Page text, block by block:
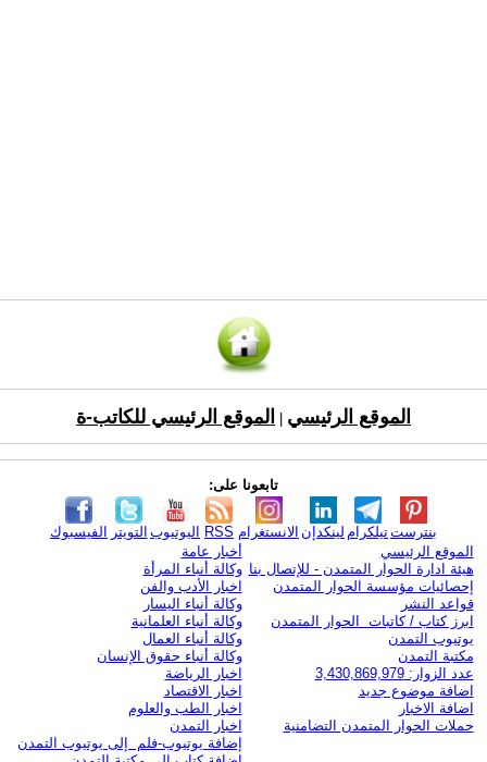
الموقع الرئيسي الموقع الرئيسي للكاتب-ة
تابعونا على:
الفيسبوك التويتر اليوتيوب RSS الانستغرام لينكدإن تيلكرامبنترست
الموقع الرئيسي
هيئة ادارة الحوار المتمدن - للإتصال بنا
إحصائيات مؤسسة الحوار المتمدن
قواعد النشر
ابرز كتاب / كاتبات الحوار المتمدن
يوتيوب التمدن
مكتبة التمدن
عدد الزوار: 3,430,869,979
اضافة موضوع جديد
اضافة الاخبار
حملات الحوار المتمدن التضامنية
أخبار عامة
وكالة أنباء المرأة
اخبار الأدب والفن
وكالة أنباء اليسار
وكالة أنباء العلمانية
وكالة أنباء العمال
وكالة أنباء حقوق الإنسان
اخبار الرياضة
اخبار الاقتصاد
اخبار الطب والعلوم
اخبار التمدن
إضافة يوتيوب-فلم إلى يوتيوب التمدن